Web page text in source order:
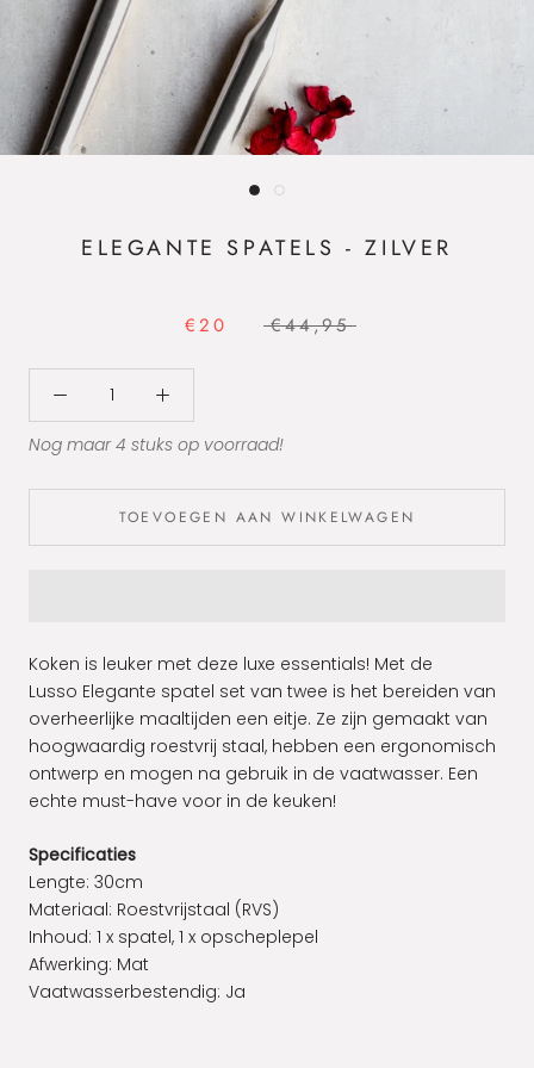
ELEGANTE SPATELS - ZILVER
€20 €44,95
Nog maar 4 stuks op voorraad!
TOEVOEGEN AAN WINKELWAGEN
Koken is leuker met deze luxe essentials! Met de
Lusso Elegante spatel set van twee is het bereiden van
overheerlijke maaltijden een eitje. Ze zijn gemaakt van
hoogwaardig roestvrij staal, hebben een ergonomisch
ontwerp en mogen na gebruik in de vaatwasser. Een
echte must-have voor in de keuken!
Specificaties
Lengte: 30cm
Materiaal: Roestvrijstaal (RVS)
Inhoud: 1 x spatel, 1 x opscheplepel
Afwerking: Mat
Vaatwasserbestendig: Ja